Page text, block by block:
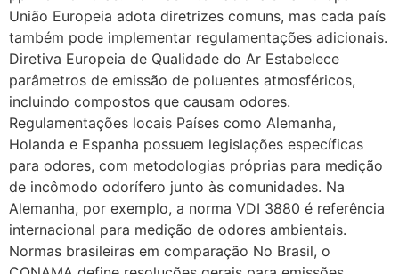
União Europeia adota diretrizes comuns, mas cada país
também pode implementar regulamentações adicionais.
Diretiva Europeia de Qualidade do Ar Estabelece
parâmetros de emissão de poluentes atmosféricos,
incluindo compostos que causam odores.
Regulamentações locais Países como Alemanha,
Holanda e Espanha possuem legislações específicas
para odores, com metodologias próprias para medição
de incômodo odorífero junto às comunidades. Na
Alemanha, por exemplo, a norma VDI 3880 é referência
internacional para medição de odores ambientais.
Normas brasileiras em comparação No Brasil, o